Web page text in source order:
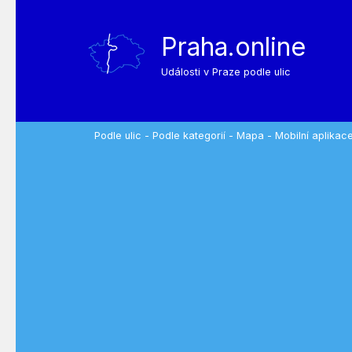
Praha.online
Události v Praze podle ulic
Podle ulic - Podle kategorií - Mapa - Mobilní